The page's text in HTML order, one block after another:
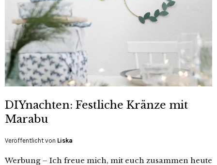
DIYnachten: Festliche Kränze mit
Marabu
Veröffentlicht von Liska
Werbung – Ich freue mich, mit euch zusammen heute